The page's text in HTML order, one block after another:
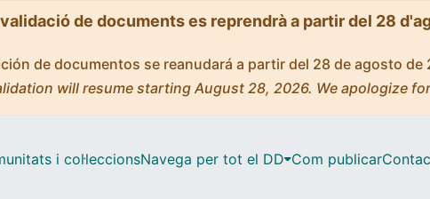
de documents es reprendrà a partir del 28
de documentos se reanudará a partir del 28 de agosto
will resume starting August 28, 2026. We apologize
i col·leccionsNavega per tot el DD Com publicar